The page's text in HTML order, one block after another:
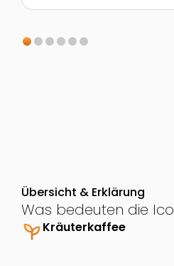
Übersicht & Erklärung
Was bedeuten die
psychiatryKräuterkaffee